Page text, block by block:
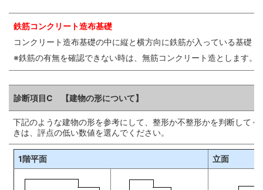
鉄筋コンクリート造布基礎
コンクリート造布基礎の中に縦と横方向に鉄筋が入っている基礎
※鉄筋の有無を確認できない時は、無筋コンクリート造とします。
診断項目C 【建物の形について】
下記のような建物の形を参考にして、整形か不整形かを判断して
きは、評点の低い数値を選んでください。
1階平面 立面